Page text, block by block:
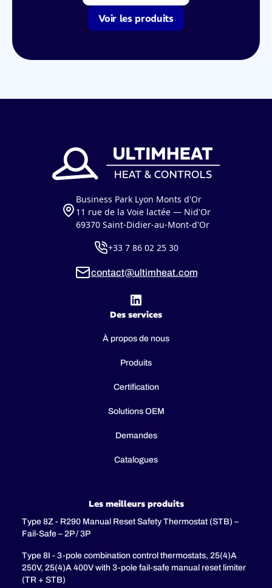
Voir les produits
Business Park Lyon Monts d'Or
11 rue de la Voie lactée — Nid'Or
69370 Saint-Didier-au-Mont-d'Or
+33 7 86 02 25 30
contact@ultimheat.com
Des services
À propos de nous
Produits
Certification
Solutions OEM
Demandes
Catalogues
Les meilleurs produits
Type 8Z - R290 Manual Reset Safety Thermostat (STB) –
Fail-Safe – 2P / 3P
Type 8I - 3-pole combination control thermostats, 25(4)A
250V, 25(4)A 400V with 3-pole fail-safe manual reset limiter
(TR + STB)